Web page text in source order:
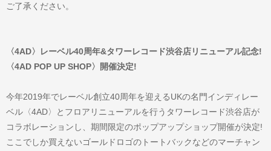
ご了承ください。
〈4AD〉レーベル40周年&タワーレコード渋谷店リニューアル記念!
〈4AD POP UP SHOP〉開催決定!
今年2019年でレーベル創立40周年を迎えるUKの名門インディレー
ベル〈4AD〉とフロアリニューアルを行うタワーレコード渋谷店が
コラボレーションし、期間限定のポップアップショップ開催が決定!
ここでしか買えないゴールドロゴのトートバックなどのマーチャン